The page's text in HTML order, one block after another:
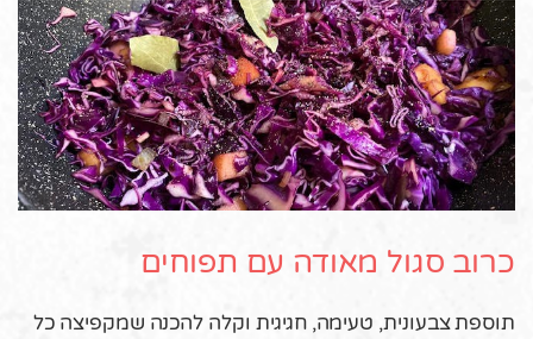
כרוב סגול מאודה עם תפוחים
תוספת צבעונית, טעימה, חגיגית וקלה להכנה שמקפיצה כל